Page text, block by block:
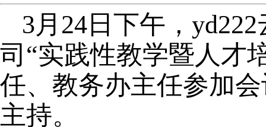
3月24日下午，
司“实践性教学暨人才
任、教务办主任参加
主持。